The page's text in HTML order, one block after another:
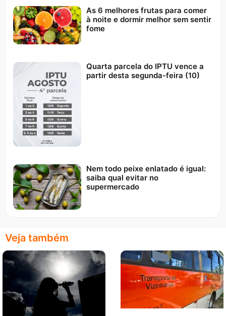
As 6 melhores frutas para comer
à noite e dormir melhor sem sentir
fome
Quarta parcela do IPTU vence a
partir desta segunda-feira (10)
Nem todo peixe enlatado é igual:
saiba qual evitar no
supermercado
Veja também